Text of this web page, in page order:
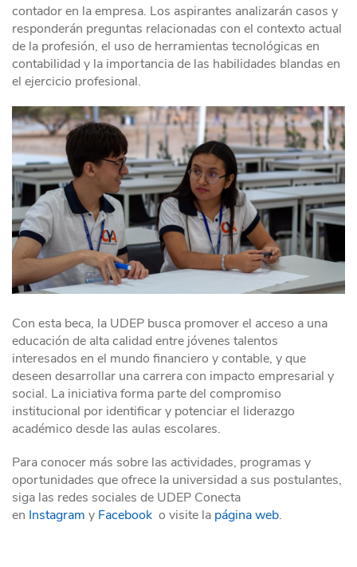
contador en la empresa. Los aspirantes analizarán casos y
responderán preguntas relacionadas con el contexto actual
de la profesión, el uso de herramientas tecnológicas en
contabilidad y la importancia de las habilidades blandas en
el ejercicio profesional.
Con esta beca, la UDEP busca promover el acceso a una
educación de alta calidad entre jóvenes talentos
interesados en el mundo financiero y contable, y que
deseen desarrollar una carrera con impacto empresarial y
social. La iniciativa forma parte del compromiso
institucional por identificar y potenciar el liderazgo
académico desde las aulas escolares.
Para conocer más sobre las actividades, programas y
oportunidades que ofrece la universidad a sus postulantes,
siga las redes sociales de UDEP Conecta
en Instagram y Facebook o visite la página web.